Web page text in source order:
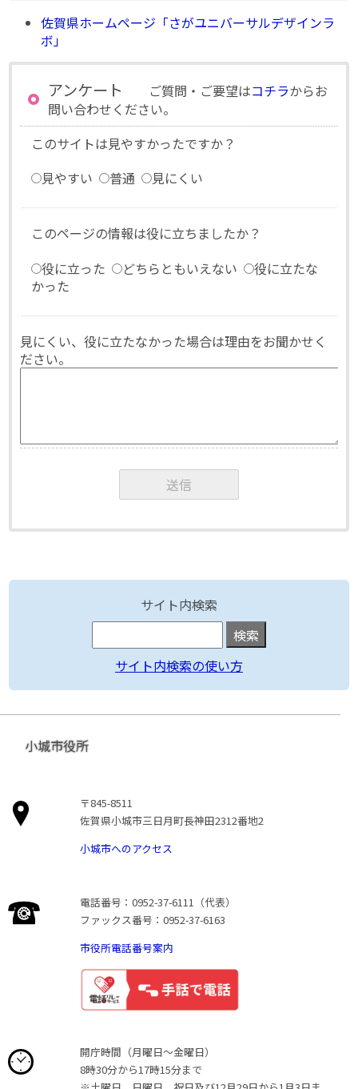
佐賀県ホームページ「さがユニバーサルデザインラ
ボ」
アンケート ご質問・ご要望はコチラからお
問い合わせください。
このサイトは見やすかったですか？
見やすい
普通 見にくい
このページの情報は役に立ちましたか？
役に立った
どちらともいえない
役に立たな
かった
見にくい、役に立たなかった場合は理由をお聞かせく
ださい。
サイト内検索
サイト内検索の使い方
小城市役所
〒845-8511
佐賀県小城市三日月町長神田2312番地2
小城市へのアクセス
電話番号：0952-37-6111（代表）
ファックス番号：0952-37-6163
市役所電話番号案内
開庁時間（月曜日〜金曜日）
8時30分から17時15分まで